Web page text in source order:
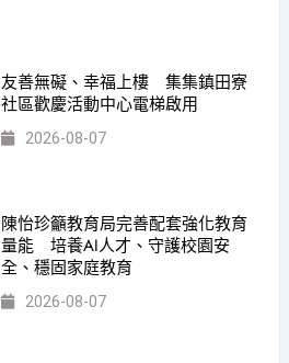
友善無礙、幸福上樓 集集鎮田寮
社區歡慶活動中心電梯啟用
2026-08-07
陳怡珍籲教育局完善配套強化教育
量能 培養AI人才、守護校園安
全、穩固家庭教育
2026-08-07